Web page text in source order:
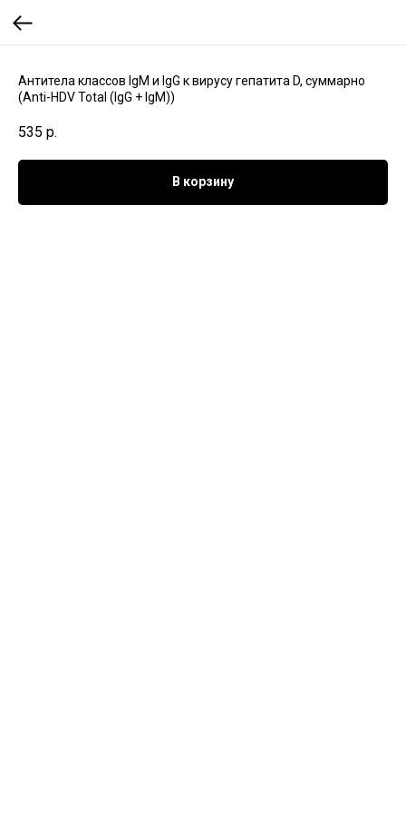
Антитела классов IgM и IgG к вирусу гепатита D, суммарнo
(Anti-HDV Total (IgG + IgM))
535 р.
В корзину